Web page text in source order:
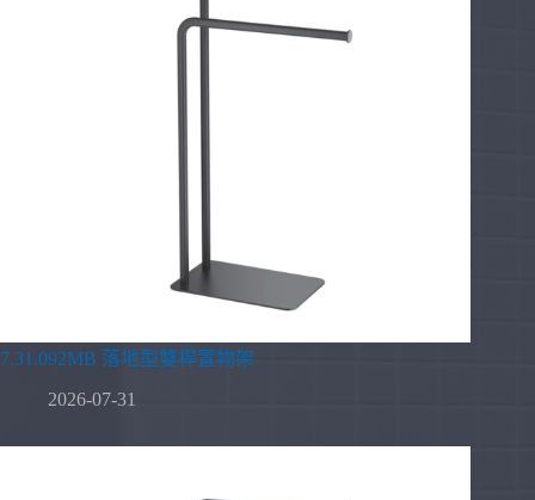
7.31.092MB 落地型雙桿置物架
2026-07-31